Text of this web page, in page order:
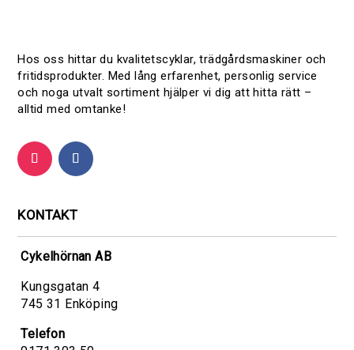
Hos oss hittar du kvalitetscyklar, trädgårdsmaskiner och
fritidsprodukter. Med lång erfarenhet, personlig service
och noga utvalt sortiment hjälper vi dig att hitta rätt –
alltid med omtanke!
KONTAKT
Cykelhörnan AB
Kungsgatan 4
745 31 Enköping
Telefon